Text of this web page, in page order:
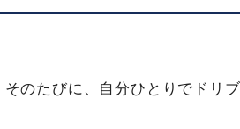
のたびに、自分ひとりでドリ